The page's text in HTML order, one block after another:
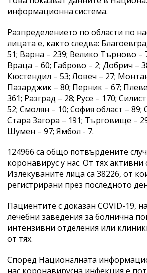
информационна система.
Разпределението по области по
лицата е, както следва:
51; Варна – 239; Велико Търново –
Враца – 60; Габрово – 2; Добрич –
Кюстендил – 53; Ловеч – 27;
Пазарджик – 80; Перник – 67;
361; Разград – 28; Русе – 170;
52; Смолян – 10; София област – 89;
Стара Загора – 191; Търговище –
Шумен – 97; Ямбол - 7.
124966 са общо потвърдените
коронавирус у нас. От тях активни
Излекуваните лица са 38226, от
регистрирани през последното
Пациентите с доказан COVID-19,
лечебни заведения за болнична
интензивни отделения или
от тях.
Според Националната
нас коронавирусна инфекция е